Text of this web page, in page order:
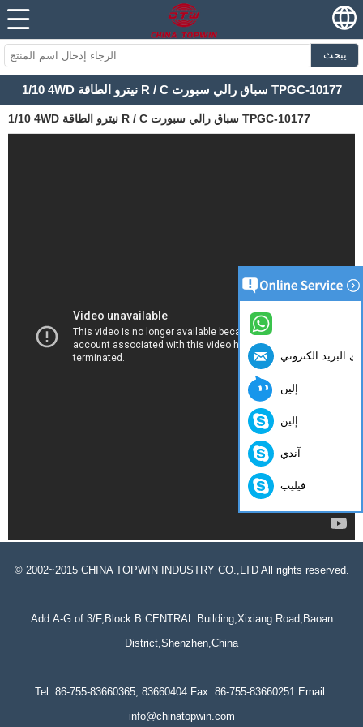
يبحث
1/10 4WD نيترو الطاقة R / C سباق رالي سبورت TPGC-10177
1/10 4WD نيترو الطاقة R / C سباق رالي سبورت TPGC-10177
© 2002~2015 CHINA TOPWIN INDUSTRY CO.,LTD All rights reserved.
Add:A-G of 3/F,Block B.CENTRAL Building,Xixiang Road,Baoan
District,Shenzhen,China
Tel: 86-755-83660365, 83660404 Fax: 86-755-83660251 Email:
info@chinatopwin.com
البريد الكتروني
إلين
إلين
آندي
فيليب